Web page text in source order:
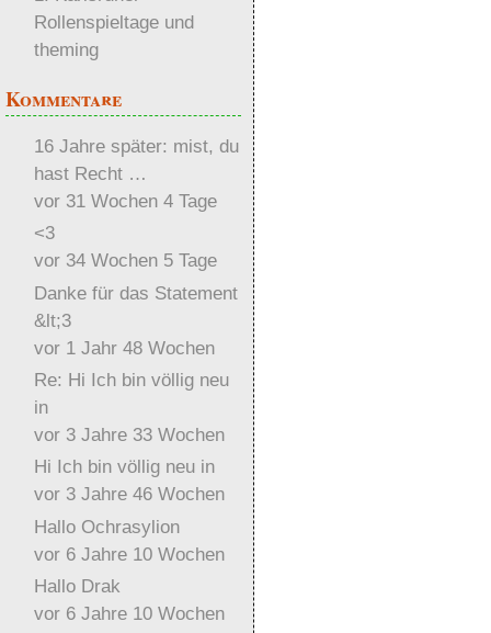
Rollenspieltage und
theming
Kommentare
16 Jahre später: mist, du
hast Recht …
vor 31 Wochen 4 Tage
<3
vor 34 Wochen 5 Tage
Danke für das Statement
&lt;3
vor 1 Jahr 48 Wochen
Re: Hi Ich bin völlig neu
in
vor 3 Jahre 33 Wochen
Hi Ich bin völlig neu in
vor 3 Jahre 46 Wochen
Hallo Ochrasylion
vor 6 Jahre 10 Wochen
Hallo Drak
vor 6 Jahre 10 Wochen